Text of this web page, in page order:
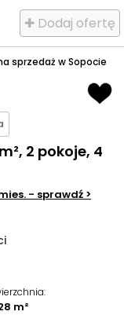
✚ Dodaj ofertę
sprzedaż w Sopocie
2 pokoje, 4
- sprawdź >
:
m²